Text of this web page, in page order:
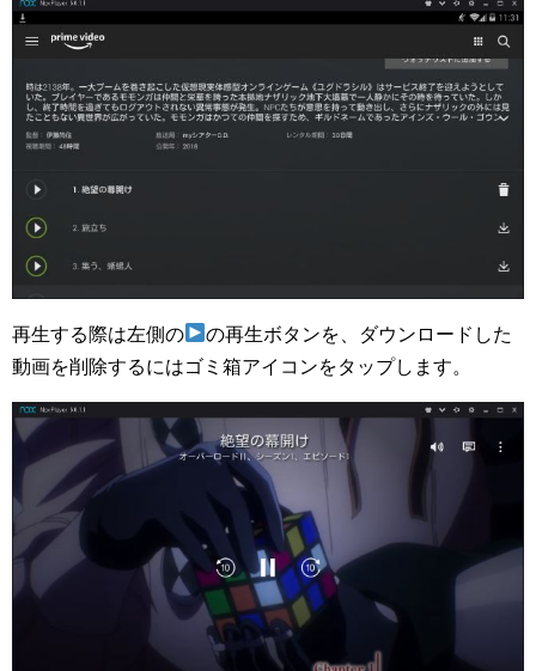
再生する際は左側の
の再生ボタンを、ダウンロードした
動画を削除するにはゴミ箱アイコンをタップします。